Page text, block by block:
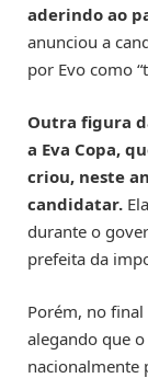
aderindo ao
anunciou a
por Evo como
Outra figura
a Eva Copa,
criou, neste
candidatar.
durante o
prefeita da
Porém, no
alegando que
nacionalmente